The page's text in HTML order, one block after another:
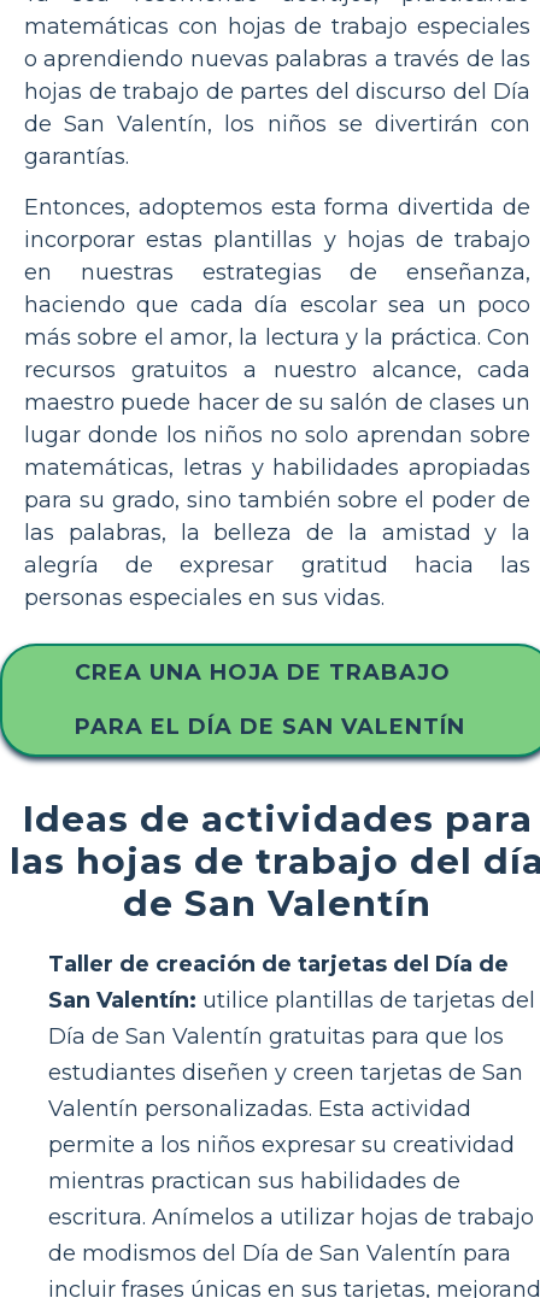
matemáticas con hojas de trabajo especiales
o aprendiendo nuevas palabras a través de las
hojas de trabajo de partes del discurso del Día
de San Valentín, los niños se divertirán con
garantías.
Entonces, adoptemos esta forma divertida de
incorporar estas plantillas y hojas de trabajo
en nuestras estrategias de enseñanza,
haciendo que cada día escolar sea un poco
más sobre el amor, la lectura y la práctica. Con
recursos gratuitos a nuestro alcance, cada
maestro puede hacer de su salón de clases un
lugar donde los niños no solo aprendan sobre
matemáticas, letras y habilidades apropiadas
para su grado, sino también sobre el poder de
las palabras, la belleza de la amistad y la
alegría de expresar gratitud hacia las
personas especiales en sus vidas.
CREA UNA HOJA DE TRABAJO
PARA EL DÍA DE SAN VALENTÍN
Ideas de actividades para
las hojas de trabajo del
de San Valentín
Taller de creación de tarjetas del Día de
San Valentín: utilice plantillas de tarjetas del
Día de San Valentín gratuitas para que los
estudiantes diseñen y creen tarjetas de San
Valentín personalizadas. Esta actividad
permite a los niños expresar su creatividad
mientras practican sus habilidades de
escritura. Anímelos a utilizar hojas de trabajo
de modismos del Día de San Valentín para
incluir frases únicas en sus tarjetas,